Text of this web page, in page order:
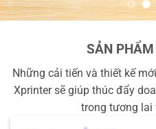
SẢN
Những cải tiến và thiết kế
Xprinter sẽ giúp thúc đẩy
trong tương lai